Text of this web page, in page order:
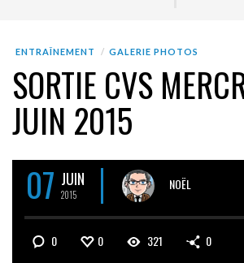
ENTRAÎNEMENT GALERIE PHOTOS
SORTIE CVS
JUIN 2015
07 JUIN
2015
NOËL
0 0 321 0